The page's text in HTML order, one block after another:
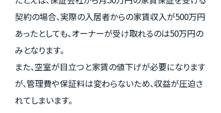
契約の場合、実際の入居者からの家賃収入が500万円
あったとしても、オーナーが受け取れるのは50万円の
みとなります。
また、空室が目立つと家賃の値下げが必要になります
が、管理費や保証料は変わらないため、収益が圧迫さ
れてしまいます。